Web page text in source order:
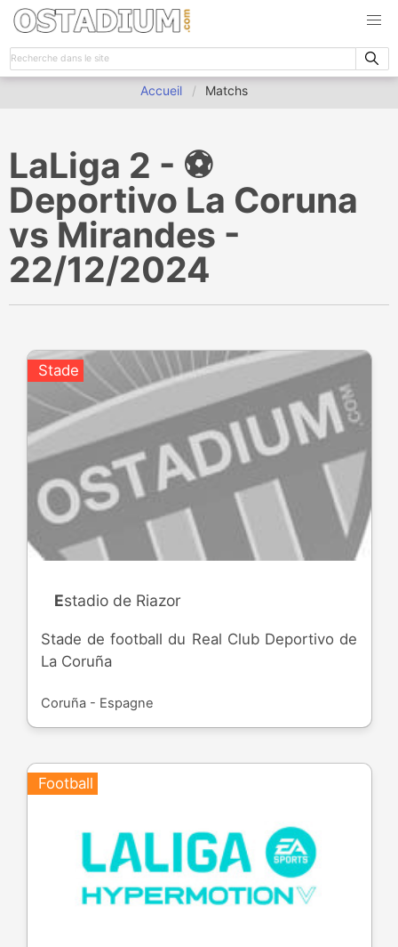
Accueil Matchs
LaLiga 2 - ⚽️
Deportivo La Coruna
vs Mirandes -
22/12/2024
Stade
Estadio de Riazor
Stade de football du Real Club Deportivo de
La Coruña
Coruña - Espagne
Football